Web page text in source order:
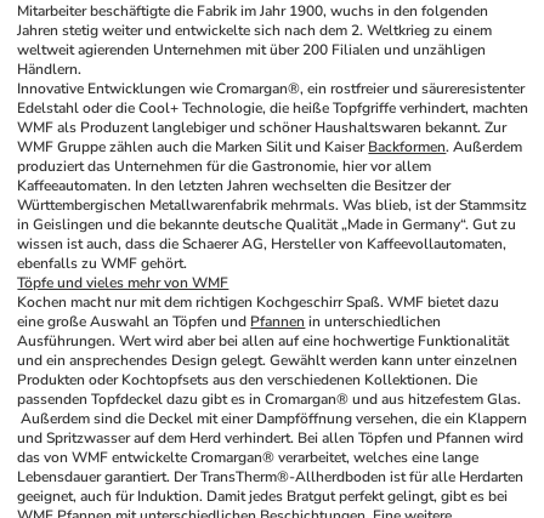
Mitarbeiter beschäftigte die Fabrik im Jahr 1900, wuchs in den folgenden
Jahren stetig weiter und entwickelte sich nach dem 2. Weltkrieg zu einem
weltweit agierenden Unternehmen mit über 200 Filialen und unzähligen
Händlern.
Innovative Entwicklungen wie Cromargan®, ein rostfreier und säureresistenter
Edelstahl oder die Cool+ Technologie, die heiße Topfgriffe verhindert, machten
WMF als Produzent langlebiger und schöner Haushaltswaren bekannt. Zur
WMF Gruppe zählen auch die Marken Silit und Kaiser Backformen. Außerdem
produziert das Unternehmen für die Gastronomie, hier vor allem
Kaffeeautomaten. In den letzten Jahren wechselten die Besitzer der
Württembergischen Metallwarenfabrik mehrmals. Was blieb, ist der Stammsitz
in Geislingen und die bekannte deutsche Qualität „Made in Germany“. Gut zu
wissen ist auch, dass die Schaerer AG, Hersteller von Kaffeevollautomaten,
ebenfalls zu WMF gehört.
Töpfe und vieles mehr von WMF
Kochen macht nur mit dem richtigen Kochgeschirr Spaß. WMF bietet dazu
eine große Auswahl an Töpfen und Pfannen in unterschiedlichen
Ausführungen. Wert wird aber bei allen auf eine hochwertige Funktionalität
und ein ansprechendes Design gelegt. Gewählt werden kann unter einzelnen
Produkten oder Kochtopfsets aus den verschiedenen Kollektionen. Die
passenden Topfdeckel dazu gibt es in Cromargan® und aus hitzefestem Glas.
Außerdem sind die Deckel mit einer Dampföffnung versehen, die ein Klappern
und Spritzwasser auf dem Herd verhindert. Bei allen Töpfen und Pfannen wird
das von WMF entwickelte Cromargan® verarbeitet, welches eine lange
Lebensdauer garantiert. Der TransTherm®-Allherdboden ist für alle Herdarten
geeignet, auch für Induktion. Damit jedes Bratgut perfekt gelingt, gibt es bei